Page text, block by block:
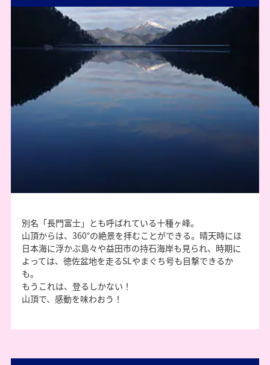
別名「長門富士」とも呼ばれている十種ヶ峰。
山頂からは、360°の絶景を拝むことができる。晴天時にほ
日本海に浮かぶ島々や益田市の持石海岸も見られ、時期に
よっては、徳佐盆地を走るSLやまぐち号も目撃できるか
も。
もうこれは、登るしかない！
山頂で、感動を味わおう！